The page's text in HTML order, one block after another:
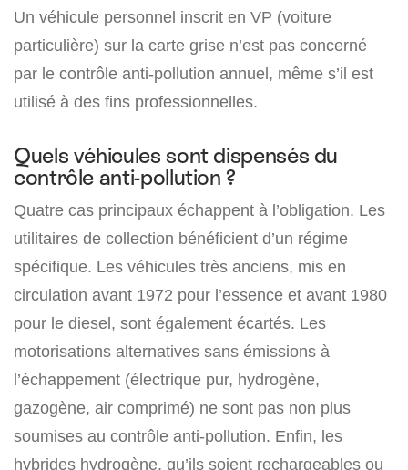
Un véhicule personnel inscrit en VP (voiture
particulière) sur la carte grise n’est pas concerné
par le contrôle anti-pollution annuel, même s’il est
utilisé à des fins professionnelles.
Quels véhicules sont dispensés du
contrôle anti-pollution ?
Quatre cas principaux échappent à l’obligation. Les
utilitaires de collection bénéficient d’un régime
spécifique. Les véhicules très anciens, mis en
circulation avant 1972 pour l’essence et avant 1980
pour le diesel, sont également écartés. Les
motorisations alternatives sans émissions à
l’échappement (électrique pur, hydrogène,
gazogène, air comprimé) ne sont pas non plus
soumises au contrôle anti-pollution. Enfin, les
hybrides hydrogène, qu’ils soient rechargeables ou